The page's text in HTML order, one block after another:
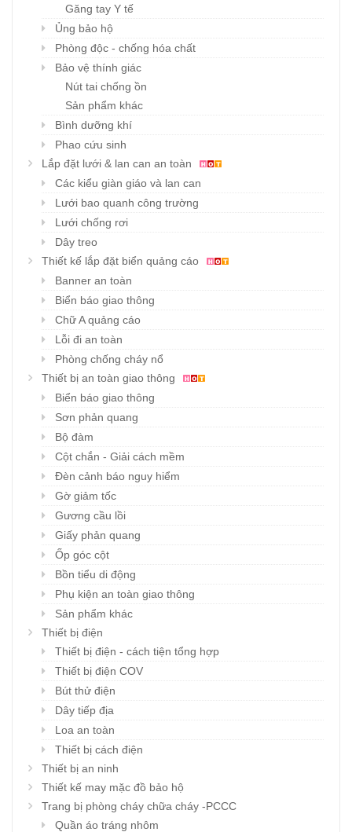
Găng tay Y tế
Ủng bảo hộ
Phòng độc - chống hóa chất
Bảo vệ thính giác
Nút tai chống ồn
Sản phẩm khác
Bình dưỡng khí
Phao cứu sinh
Lắp đặt lưới & lan can an toàn
Các kiểu giàn giáo và lan can
Lưới bao quanh công trường
Lưới chống rơi
Dây treo
Thiết kế lắp đặt biển quảng cáo
Banner an toàn
Biển báo giao thông
Chữ A quảng cáo
Lỗi đi an toàn
Phòng chống cháy nổ
Thiết bị an toàn giao thông
Biển báo giao thông
Sơn phản quang
Bộ đàm
Cột chắn - Giải cách mềm
Đèn cảnh báo nguy hiểm
Gờ giảm tốc
Gương cầu lồi
Giấy phản quang
Ốp góc cột
Bồn tiểu di động
Phụ kiện an toàn giao thông
Sản phẩm khác
Thiết bị điện
Thiết bị điện - cách tiện tổng hợp
Thiết bị điện COV
Bút thử điện
Dây tiếp địa
Loa an toàn
Thiết bị cách điện
Thiết bị an ninh
Thiết kế may mặc đồ bảo hộ
Trang bị phòng cháy chữa cháy -PCCC
Quần áo tráng nhôm